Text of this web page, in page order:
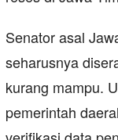
Senator asal
seharusnya
kurang mampu.
pemerintah